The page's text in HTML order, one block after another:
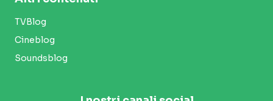
TVBlog
Cineblog
Soundsblog